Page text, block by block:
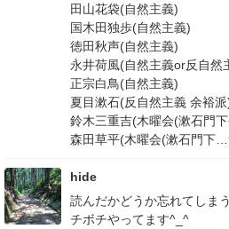
田山花袋(自然主義)
国木田独歩(自然主義)
徳田秋声(自然主義)
永井荷風(自然主義or反自然
正宗白鳥(自然主義)
夏目漱石(反自然主義 余裕派
鈴木三重吉(木曜会(漱石門
森田草平(木曜会(漱石門下
hide
読んだかどうか忘れてしま
チボチやってます^_^